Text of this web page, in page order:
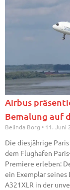
Airbus
Bemalung auf
Belinda Borg 11. Juni
Die diesjährige
dem Flughafen
Premiere erleben:
ein Exemplar
A321XLR in der